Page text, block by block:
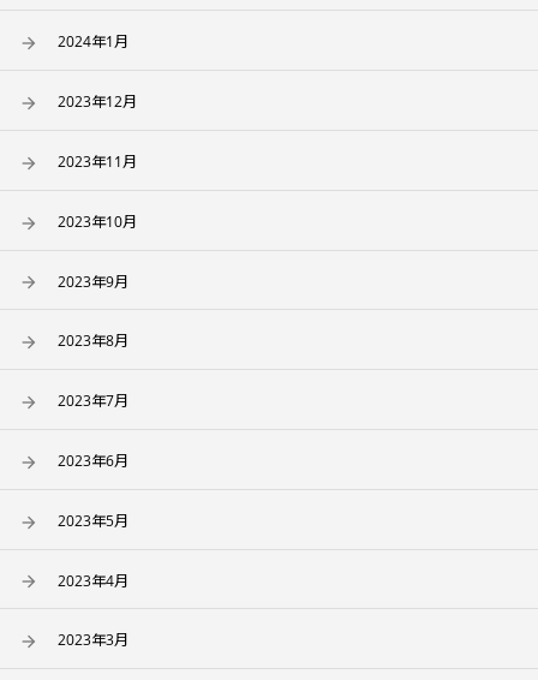
2024年1月
2023年12月
2023年11月
2023年10月
2023年9月
2023年8月
2023年7月
2023年6月
2023年5月
2023年4月
2023年3月